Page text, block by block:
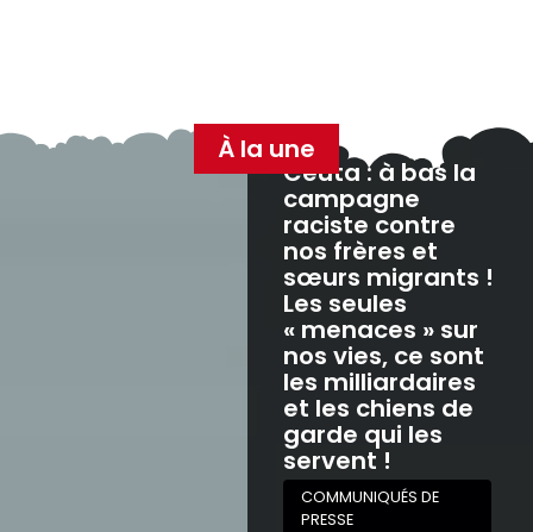
À la une
Ceuta : à bas la
campagne
raciste contre
nos frères et
sœurs migrants !
Les seules
« menaces » sur
nos vies, ce sont
les milliardaires
et les chiens de
garde qui les
servent !
COMMUNIQUÉS DE
PRESSE